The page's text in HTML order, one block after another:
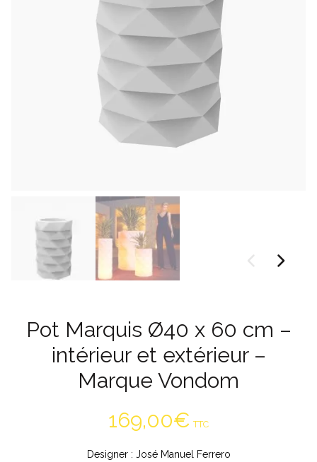
Pot Marquis Ø40 x 60 cm –
intérieur et extérieur –
Marque Vondom
169,00€ TTC
Designer : José Manuel Ferrero